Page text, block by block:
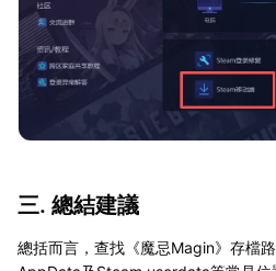
三. 總結建議
總括而言，查找《魔忌Magin》存檔